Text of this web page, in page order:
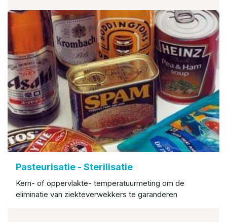
Pasteurisatie - Sterilisatie
Kern- of oppervlakte- temperatuurmeting om de
eliminatie van ziekteverwekkers te garanderen